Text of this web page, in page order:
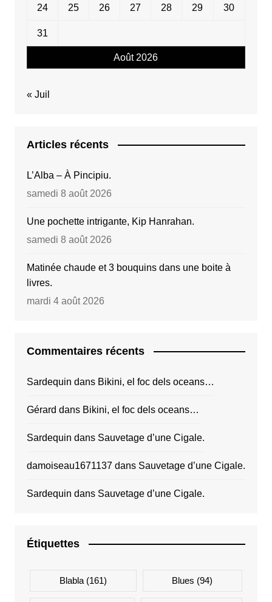
Août 2026
24 25 26 27 28 29 30
31
« Juil
Articles récents
L’Alba – À Pincipiu.
samedi 8 août 2026
Une pochette intrigante, Kip Hanrahan.
samedi 8 août 2026
Matinée chaude et 3 bouquins dans une boite à
livres.
mardi 4 août 2026
Commentaires récents
Sardequin dans Bikini, el foc dels oceans…
Gérard dans Bikini, el foc dels oceans…
Sardequin dans Sauvetage d’une Cigale.
damoiseau1671137dans Sauvetage d’une Cigale.
Sardequin dans Sauvetage d’une Cigale.
Étiquettes
Blabla(161) Blues (94)